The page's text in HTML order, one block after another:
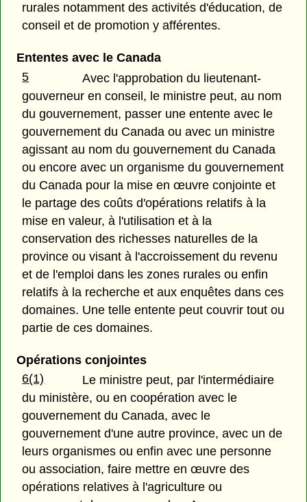
rurales notamment des activités d'éducation, de
conseil et de promotion y afférentes.
Ententes avec le Canada
5
Avec l'approbation du lieutenant-
gouverneur en conseil, le ministre peut, au nom
du gouvernement, passer une entente avec le
gouvernement du Canada ou avec un ministre
agissant au nom du gouvernement du Canada
ou encore avec un organisme du gouvernement
du Canada pour la mise en œuvre conjointe et
le partage des coûts d'opérations relatifs à la
mise en valeur, à l'utilisation et à la
conservation des richesses naturelles de la
province ou visant à l'accroissement du revenu
et de l'emploi dans les zones rurales ou enfin
relatifs à la recherche et aux enquêtes dans ces
domaines. Une telle entente peut couvrir tout ou
partie de ces domaines.
Opérations conjointes
6(1)
Le ministre peut, par l'intermédiaire
du ministère, ou en coopération avec le
gouvernement du Canada, avec le
gouvernement d'une autre province, avec un de
leurs organismes ou enfin avec une personne
ou association, faire mettre en œuvre des
opérations relatives à l'agriculture ou